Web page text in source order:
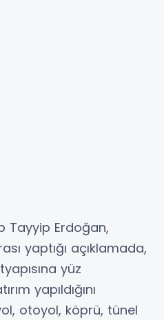
Tayyip Erdoğan,
yaptığı açıklamada,
yüz
yapıldığını
otoyol, köprü, tünel